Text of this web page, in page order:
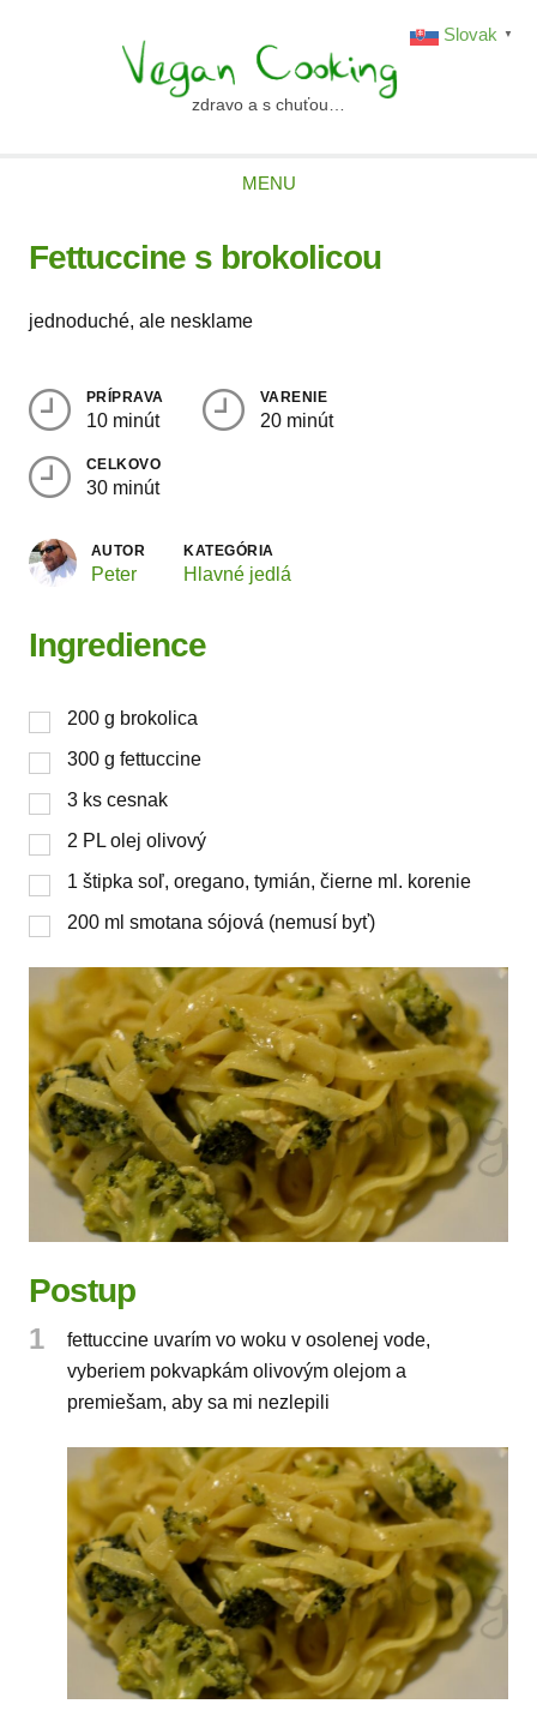
vegancooking.skzdravo a s chuťou…
MENU
Fettuccine s brokolicou
jednoduché, ale nesklame
PRÍPRAVA
10 minút
VARENIE
20 minút
CELKOVO
30 minút
AUTOR
Peter
KATEGÓRIA
Hlavné jedlá
Ingredience
200 g brokolica
300 g fettuccine
3 ks cesnak
2 PL olej olivový
1 štipka soľ, oregano, tymián, čierne ml. korenie
200 ml smotana sójová (nemusí byť)
Postup
1
fettuccine uvarím vo woku v osolenej vode,
vyberiem pokvapkám olivovým olejom a
premiešam, aby sa mi nezlepili
Slovak ▼